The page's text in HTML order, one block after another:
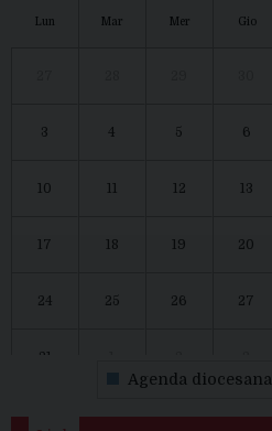
Lun Mar Mer Gio
3 4 5 6
10 12 13
17 18 19 20
24 25 26 27
31
Agenda diocesana